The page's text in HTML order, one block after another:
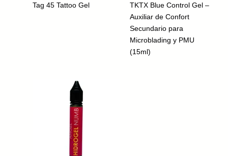
Tag 45 Tattoo Gel
TKTX Blue Control Gel –
Auxiliar de Confort
Secundario para
Microblading y PMU
(15ml)